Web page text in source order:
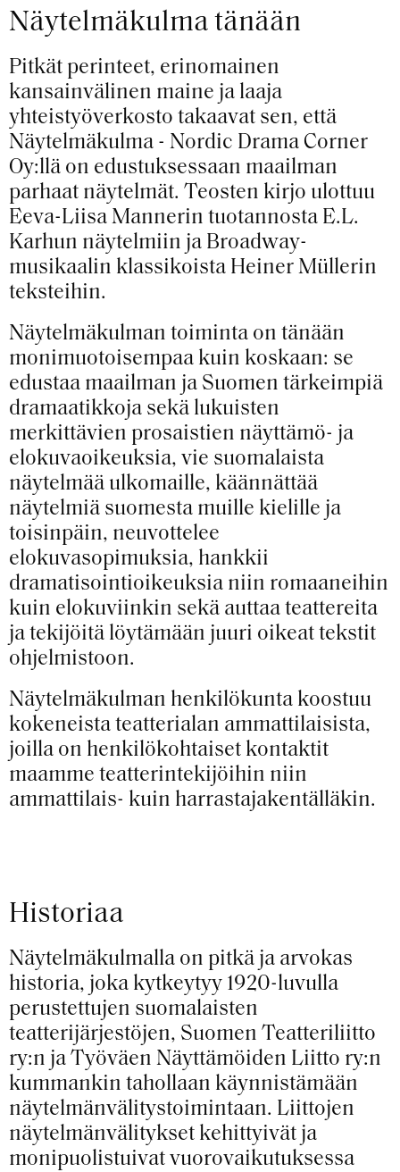
Näytelmäkulma tänään
Pitkät perinteet, erinomainen
kansainvälinen maine ja laaja
yhteistyöverkosto takaavat sen, että
Näytelmäkulma - Nordic Drama Corner
Oy:llä on edustuksessaan maailman
parhaat näytelmät. Teosten kirjo ulottuu
Eeva-Liisa Mannerin tuotannosta E.L.
Karhun näytelmiin ja Broadway-
musikaalin klassikoista Heiner Müllerin
teksteihin.
Näytelmäkulman toiminta on tänään
monimuotoisempaa kuin koskaan: se
edustaa maailman ja Suomen tärkeimpiä
dramaatikkoja sekä lukuisten
merkittävien prosaistien näyttämö- ja
elokuvaoikeuksia, vie suomalaista
näytelmää ulkomaille, käännättää
näytelmiä suomesta muille kielille ja
toisinpäin, neuvottelee
elokuvasopimuksia, hankkii
dramatisointioikeuksia niin romaaneihin
kuin elokuviinkin sekä auttaa teattereita
ja tekijöitä löytämään juuri oikeat tekstit
ohjelmistoon.
Näytelmäkulman henkilökunta koostuu
kokeneista teatterialan ammattilaisista,
joilla on henkilökohtaiset kontaktit
maamme teatterintekijöihin niin
ammattilais- kuin harrastajakentälläkin.
Historiaa
Näytelmäkulmalla on pitkä ja arvokas
historia, joka kytkeytyy 1920-luvulla
perustettujen suomalaisten
teatterijärjestöjen, Suomen Teatteriliitto
ry:n ja Työväen Näyttämöiden Liitto ry:n
kummankin tahollaan käynnistämään
näytelmänvälitystoimintaan. Liittojen
näytelmänvälitykset kehittyivät ja
monipuolistuivat vuorovaikutuksessa